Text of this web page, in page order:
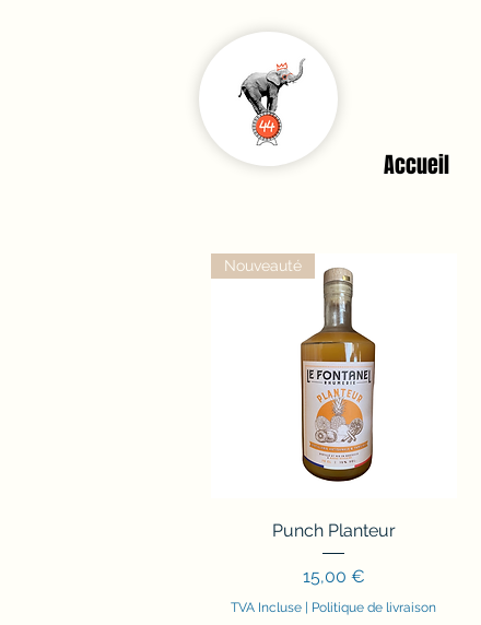
Accueil
Aperçu rapide
Nouveauté
Punch Planteur
Prix
15,00 €
TVA Incluse Politique de livraison